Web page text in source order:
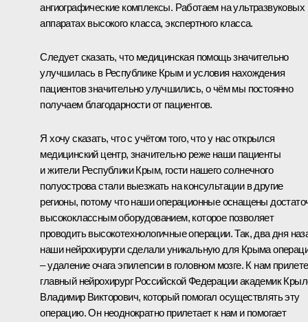
ангиографические комплексы. Работаем на ультразвуковых
аппаратах высокого класса, экспертного класса.
Следует сказать, что медицинская помощь значительно
улучшилась в Республике Крым и условия нахождения
пациентов значительно улучшились, о чём мы постоянно
получаем благодарности от пациентов.
Я хочу сказать, что с учётом того, что у нас открылся
медицинский центр, значительно реже наши пациенты
и жители Республики Крым, гости нашего солнечного
полуострова стали выезжать на консультации в другие
регионы, потому что наши операционные оснащены
высококлассным оборудованием, которое позволяет
проводить высокотехнологичные операции. Так, два дня
наши нейрохирурги сделали уникальную для Крыма
‒ удаление очага эпилепсии в головном мозге. К нам
главный нейрохирург Российской Федерации академик
Владимир Викторович, который помогал осуществлять эту
операцию. Он неоднократно прилетает к нам и помогает